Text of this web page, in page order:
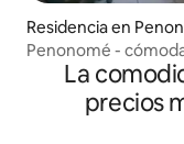
Residencia en
Penonomé -
La
precios